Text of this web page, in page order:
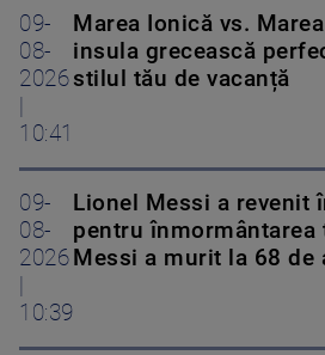
09-
08-
2026
10:41
Marea Ionică vs.
insula grecească
stilul tău de vacanță
09-
08-
2026
10:39
Lionel Messi a revenit
pentru înmormântarea
Messi a murit la 68 de